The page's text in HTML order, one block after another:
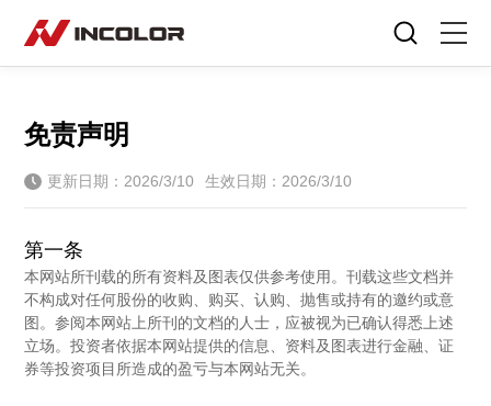
自行车
骑行故事
关于我们
服务专区
免责声明
更新日期：2026/3/10 生效日期：2026/3/10
第一条
本网站所刊载的所有资料及图表仅供参考使用。刊载这些文档并
不构成对任何股份的收购、购买、认购、抛售或持有的邀约或意
图。参阅本网站上所刊的文档的人士，应被视为已确认得悉上述
立场。投资者依据本网站提供的信息、资料及图表进行金融、证
券等投资项目所造成的盈亏与本网站无关。